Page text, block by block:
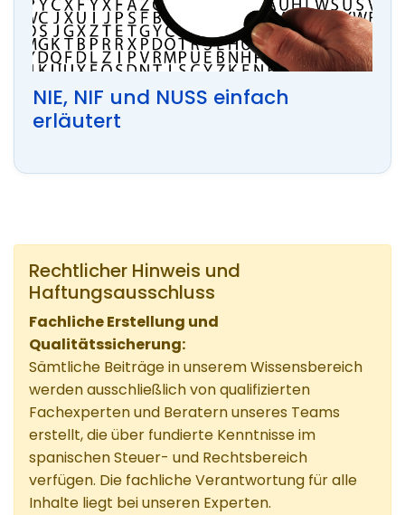
NIE, NIF und NUSS einfach
erläutert
Rechtlicher Hinweis und
Haftungsausschluss
Fachliche Erstellung und
Qualitätssicherung:
Sämtliche Beiträge in unserem Wissensbereich
werden ausschließlich von qualifizierten
Fachexperten und Beratern unseres Teams
erstellt, die über fundierte Kenntnisse im
spanischen Steuer- und Rechtsbereich
verfügen. Die fachliche Verantwortung für alle
Inhalte liegt bei unseren Experten.